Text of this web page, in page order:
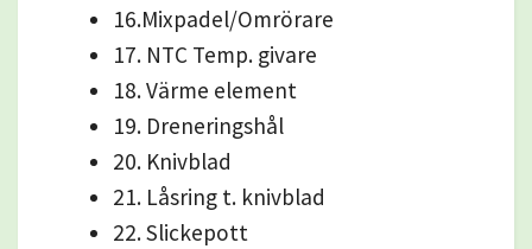
16.Mixpadel/Omrörare
17. NTC Temp. givare
18. Värme element
19. Dreneringshål
20. Knivblad
21. Låsring t. knivblad
22. Slickepott